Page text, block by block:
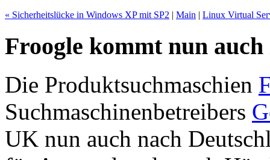
« Sicherheitslücke in Windows XP mit SP2 | Main | Linux Virtual
Froogle kommt nun
Die Produktsuchmaschien
Suchmaschinenbetreibers
UK nun auch nach